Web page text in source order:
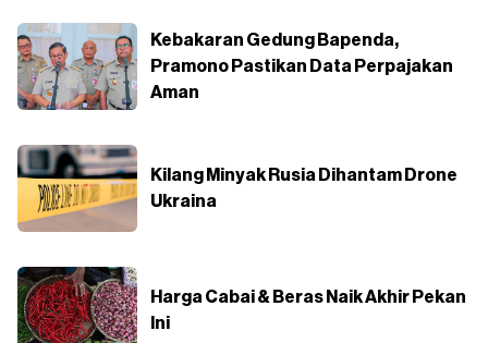
Kebakaran Gedung Bapenda,
Pramono Pastikan Data Perpajakan
Aman
Kilang Minyak Rusia Dihantam Drone
Ukraina
Harga Cabai & Beras Naik Akhir Pekan
Ini